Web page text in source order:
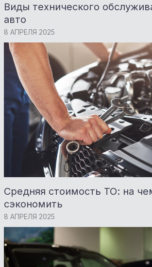
Виды технического
авто
8 АПРЕЛЯ 2025
Средняя стоимость ТО: на
сэкономить
8 АПРЕЛЯ 2025